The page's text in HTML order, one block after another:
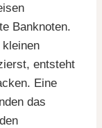
Banknoten.
kleinen
entsteht
Eine
das